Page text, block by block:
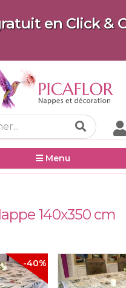
en Click &
Menu
140x350 cm
-40%